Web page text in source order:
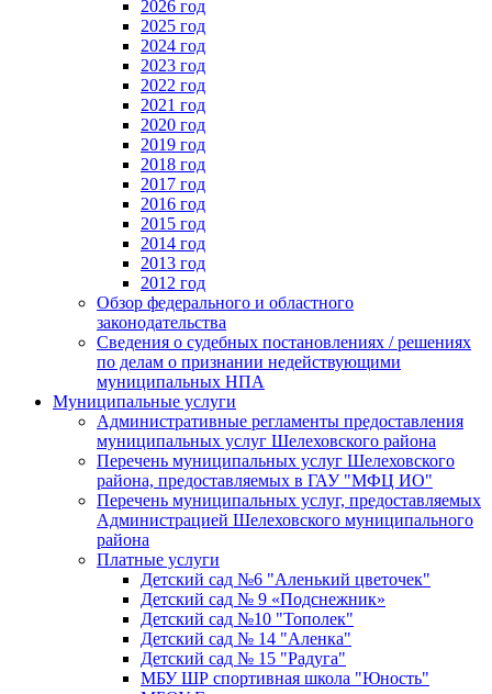
2026 год
2025 год
2024 год
2023 год
2022 год
2021 год
2020 год
2019 год
2018 год
2017 год
2016 год
2015 год
2014 год
2013 год
2012 год
Обзор федерального и областного
законодательства
Сведения о судебных постановлениях / решениях
по делам о признании недействующими
муниципальных НПА
Муниципальные услуги
Административные регламенты предоставления
муниципальных услуг Шелеховского района
Перечень муниципальных услуг Шелеховского
района, предоставляемых в ГАУ "МФЦ ИО"
Перечень муниципальных услуг, предоставляемых
Администрацией Шелеховского муниципального
района
Платные услуги
Детский сад №6 "Аленький цветочек"
Детский сад № 9 «Подснежник»
Детский сад №10 "Тополек"
Детский сад № 14 "Аленка"
Детский сад № 15 "Радуга"
МБУ ШР спортивная школа "Юность"